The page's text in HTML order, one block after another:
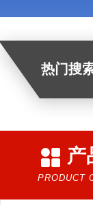
热门搜
产
PRODUCT